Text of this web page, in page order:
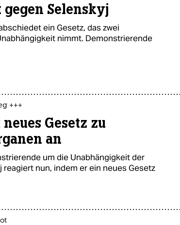
Selenskyj
ein Gesetz, das zwei
nimmt. Demonstrierende
+++
Gesetz zu
an
um die Unabhängigkeit der
nun, indem er ein neues Gesetz